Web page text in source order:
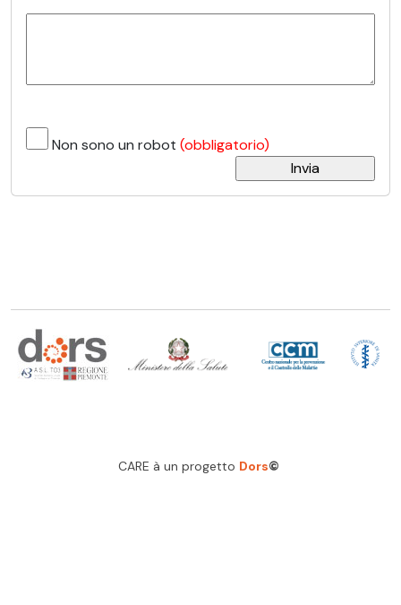
Non sono un robot (obbligatorio)
CARE à un progetto Dors©